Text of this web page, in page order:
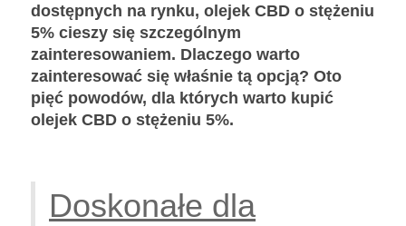
dostępnych na rynku, olejek CBD o stężeniu
5% cieszy się szczególnym
zainteresowaniem. Dlaczego warto
zainteresować się właśnie tą opcją? Oto
pięć powodów, dla których warto kupić
olejek CBD o stężeniu 5%.
Doskonałe dla